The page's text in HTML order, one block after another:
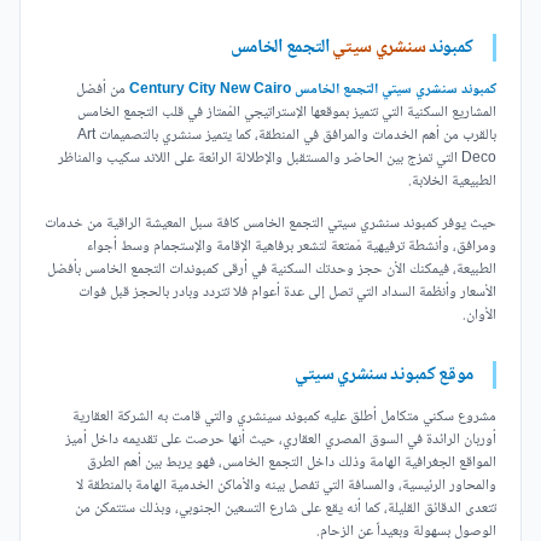
كمبوندسنشري سيتيالتجمع الخامس
كمبوند سنشري سيتي التجمع الخامس Century City New Cairo
من أفضل
المشاريع السكنية التي تتميز بموقعها الإستراتيجي المُمتاز في قلب التجمع الخامس
بالقرب من أهم الخدمات والمرافق في المنطقة، كما يتميز سنشري بالتصميمات Art
Deco التي تمزج بين الحاضر والمستقبل والإطلالة الرائعة على اللاند سكيب والمناظر
الطبيعية الخلابة.
حيث يوفر كمبوند سنشري سيتي التجمع الخامس كافة سبل المعيشة الراقية من خدمات
ومرافق، وأنشطة ترفيهية مُمتعة لتشعر برفاهية الإقامة والإستجمام وسط أجواء
الطبيعة، فيمكنك الأن حجز وحدتك السكنية في أرقى كمبوندات التجمع الخامس بأفضل
الأسعار وأنظمة السداد التي تصل إلى عدة أعوام فلا تتردد وبادر بالحجز قبل فوات
الأوان.
موقع كمبوند سنشري سيتي
مشروع سكني متكامل أطلق عليه كمبوند سينشري والتي قامت به الشركة العقارية
أوربان الرائدة في السوق المصري العقاري، حيث أنها حرصت على تقديمه داخل أميز
المواقع الجغرافية الهامة وذلك داخل التجمع الخامس، فهو يربط بين أهم الطرق
والمحاور الرئيسية، والمسافة التي تفصل بينه والأماكن الخدمية الهامة بالمنطقة لا
تتعدى الدقائق القليلة، كما أنه يقع على شارع التسعين الجنوبي، وبذلك ستتمكن من
الوصول بسهولة وبعيداً عن الزحام.